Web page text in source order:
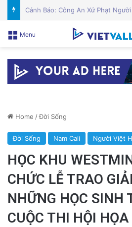
Menu
Home /Đời Sống
Đời Sống Nam Cali Người Việt
HỌC KHU
CHỨC LỄ TRAO
NHỮNG HỌC SINH
CUỘC THI HỘI HỌA